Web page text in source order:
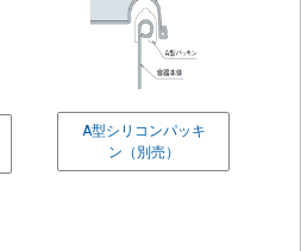
A型シリコンパッキ
ン（別売）